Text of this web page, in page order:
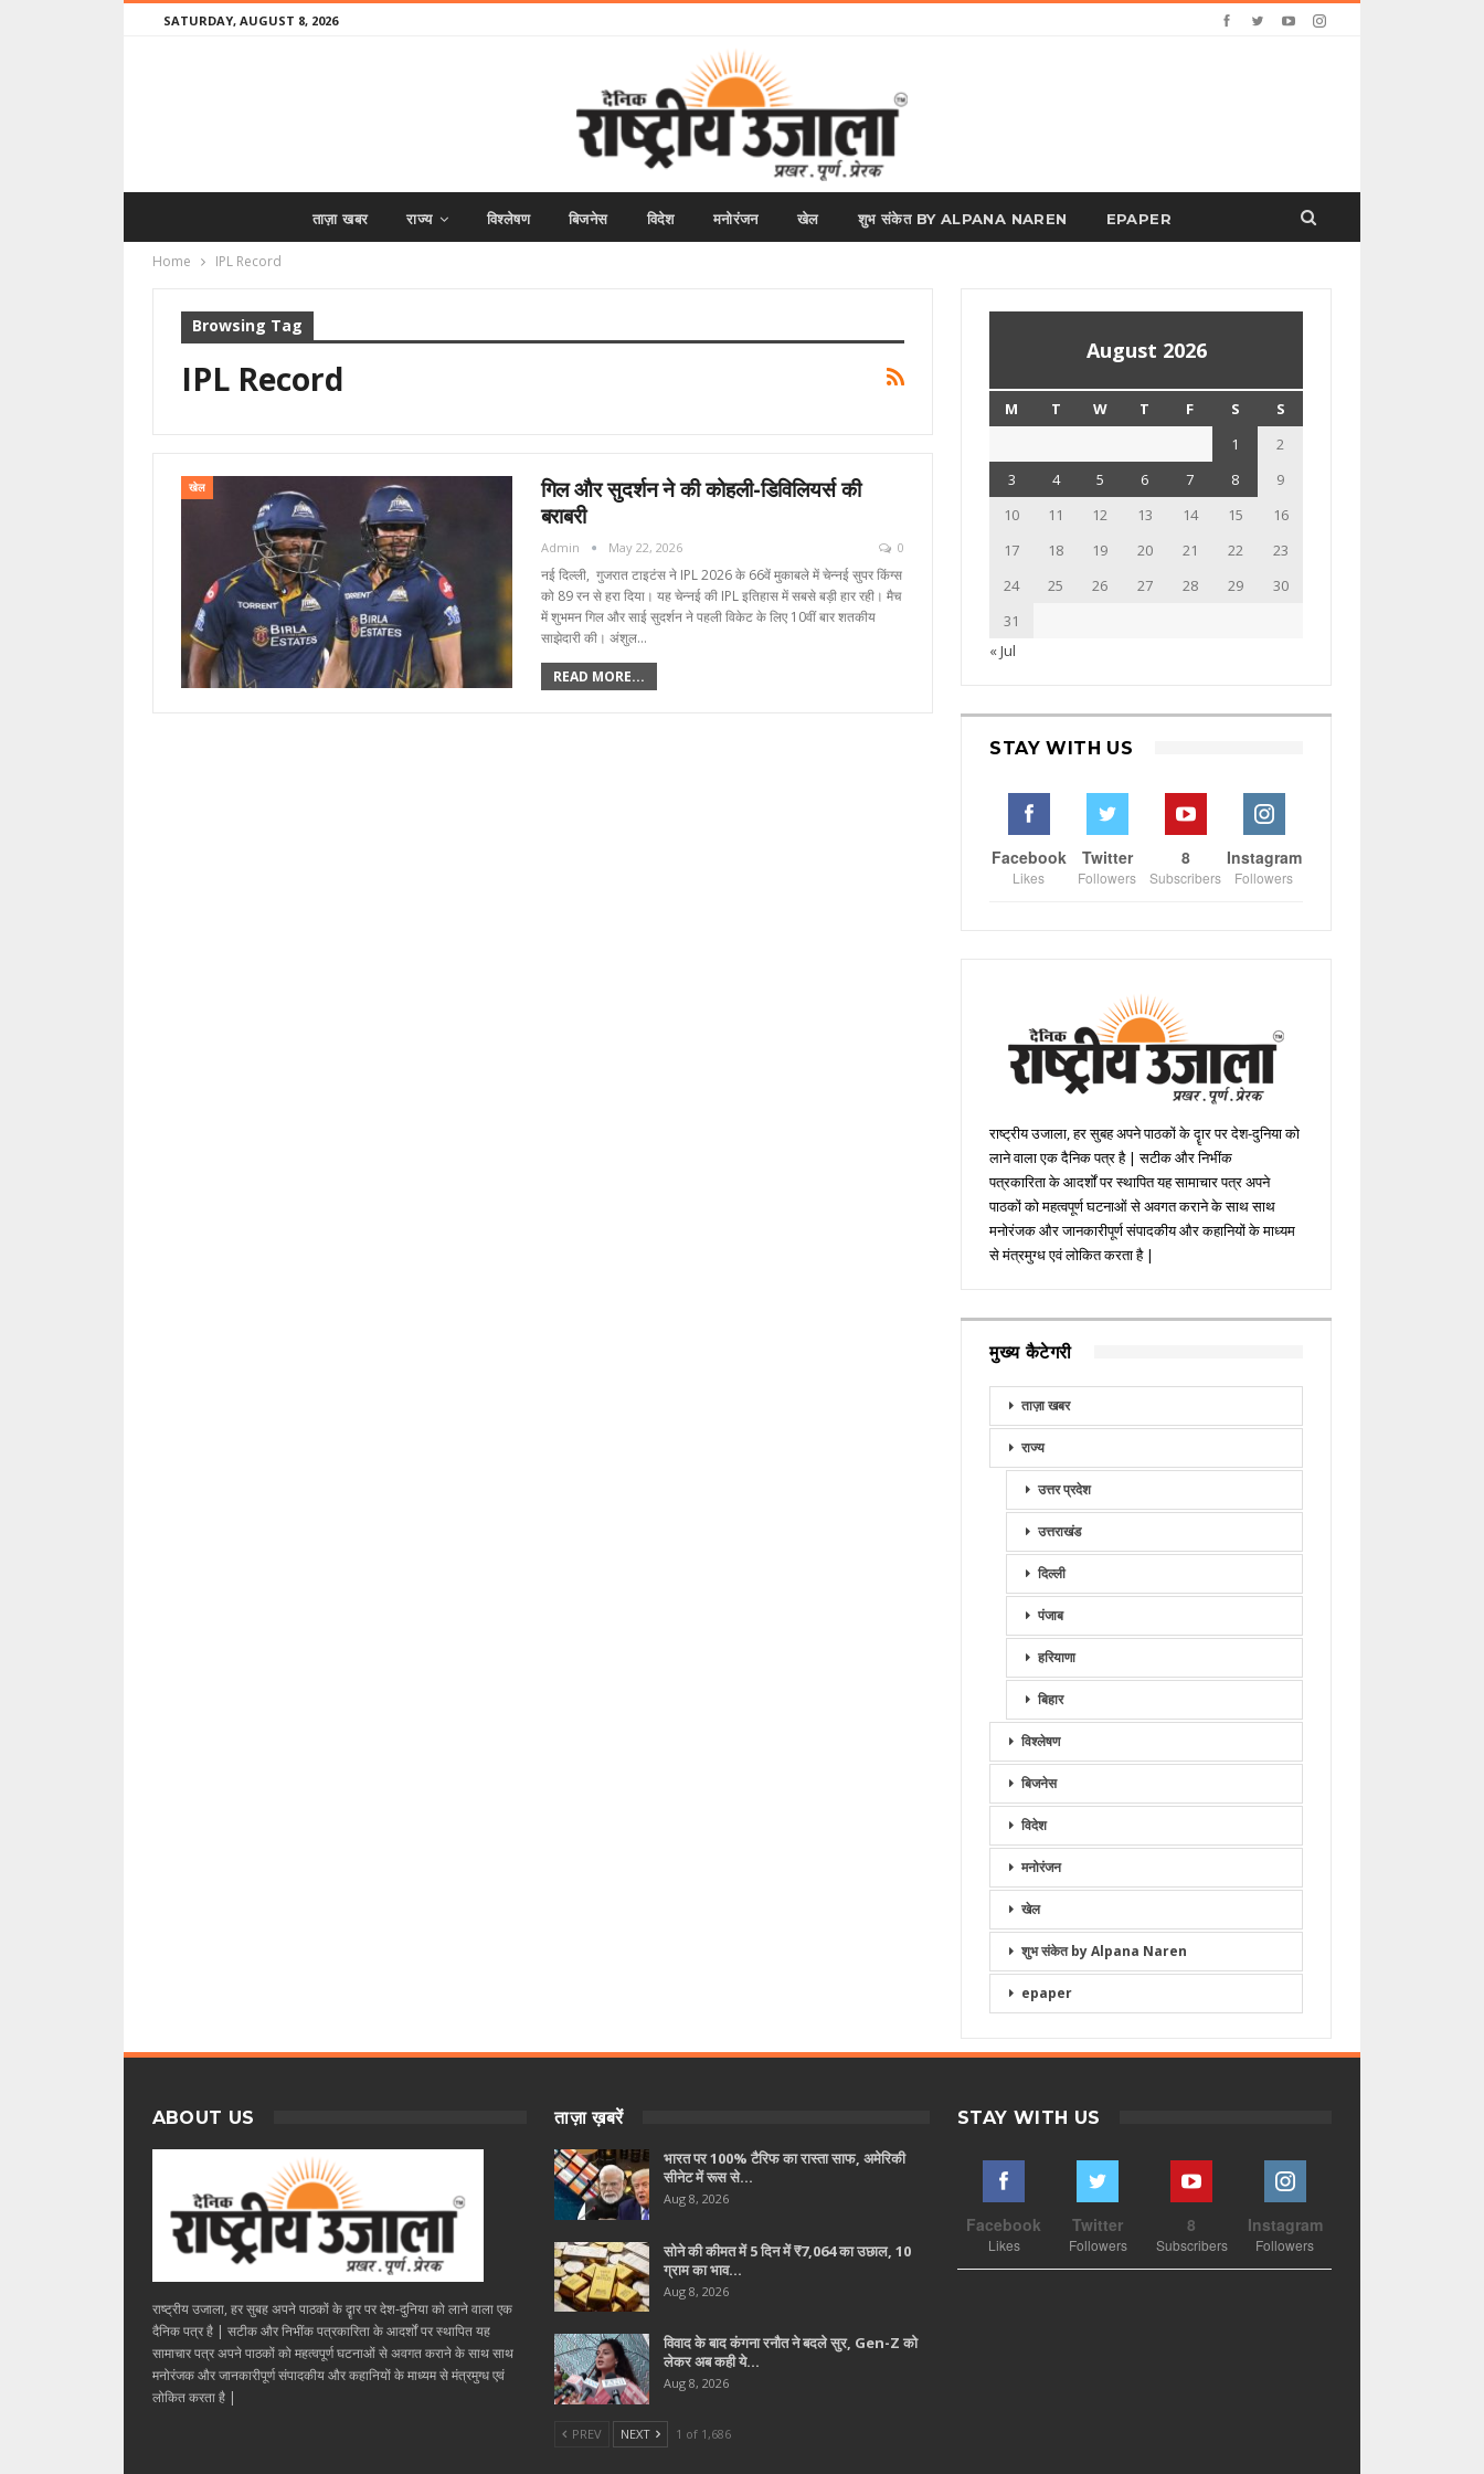
SATURDAY, AUGUST 8, 2026
ताज़ा खबर राज्य विश्लेषण बिजनेस विदेश मनोरंजन खेल शुभ संकेत BY ALPANA NAREN EPAPER
Home IPL Record
Browsing Tag
IPL Record
खेल
गिल और सुदर्शन ने की कोहली-डिविलियर्स की
बराबरी
Admin May 22, 2026 0
नई दिल्ली, गुजरात टाइटंस ने IPL 2026 के 66वें मुकाबले में चेन्नई सुपर किंग्स
को 89 रन से हरा दिया। यह चेन्नई की IPL इतिहास में सबसे बड़ी हार रही। मैच
में शुभमन गिल और साई सुदर्शन ने पहली विकेट के लिए 10वीं बार शतकीय
साझेदारी की। अंशुल…
READ MORE...
August 2026
M T W T F S
S
1
2
3
4 5 6 7 8
9
10
11 12 13 14 15
16
17
18 19 20 21 22
23
24
25 26 27 28 29
30
31
« Jul
STAY WITH US
Facebook
Likes
Twitter
Followers
8
Subscribers
Instagram
Followers
राष्ट्रीय उजाला, हर सुबह अपने पाठकों के दॄार पर देश-दुनिया को
लाने वाला एक दैनिक पत्र है | सटीक और निभींक
पत्रकारिता के आदर्शों पर स्थापित यह सामाचार पत्र अपने
पाठकों को महत्वपूर्ण घटनाओं से अवगत कराने के साथ साथ
मनोरंजक और जानकारीपूर्ण संपादकीय और कहानियों के माध्यम
से मंत्रमुग्ध एवं लोकित करता है |
मुख्य कैटेगरी
ताज़ा खबर
राज्य
उत्तर प्रदेश
उत्तराखंड
दिल्ली
पंजाब
हरियाणा
बिहार
विश्लेषण
बिजनेस
विदेश
मनोरंजन
खेल
शुभ संकेत by Alpana Naren
epaper
ABOUT US
राष्ट्रीय उजाला, हर सुबह अपने पाठकों के दॄार पर देश-दुनिया को लाने वाला एक
दैनिक पत्र है | सटीक और निभींक पत्रकारिता के आदर्शों पर स्थापित यह
सामाचार पत्र अपने पाठकों को महत्वपूर्ण घटनाओं से अवगत कराने के साथ साथ
मनोरंजक और जानकारीपूर्ण संपादकीय और कहानियों के माध्यम से मंत्रमुग्ध एवं
लोकित करता है |
ताज़ा ख़बरें
भारत पर 100% टैरिफ का रास्ता साफ, अमेरिकी
सीनेट में रूस से…
Aug 8, 2026
सोने की कीमत में 5 दिन में ₹7,064 का उछाल, 10
ग्राम का भाव…
Aug 8, 2026
विवाद के बाद कंगना रनौत ने बदले सुर, Gen-Z को
लेकर अब कही ये…
Aug 8, 2026
PREV NEXT 1 of 1,686
STAY WITH US
Facebook
Likes
Twitter
Followers
8
Subscribers
Instagram
Followers